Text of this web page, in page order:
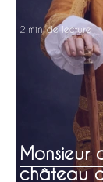
Monsieur
château
2 min de lecture